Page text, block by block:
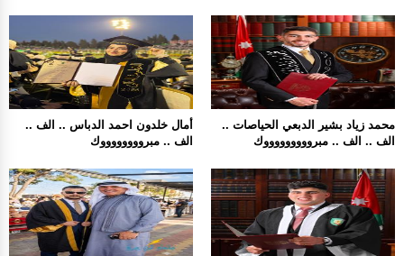
أمال خلدون احمد الدباس .. الف ..
الف .. مبرووووووووك
محمد زياد بشير الدبعي الحياصات ..
الف .. الف .. مبروووووووووك